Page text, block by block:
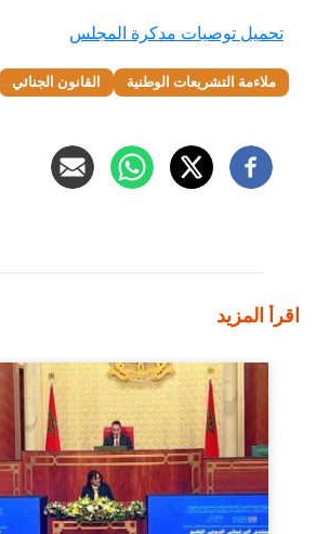
تحميل توصيات مدكرة المجلس
ملاءمة التشريعات الوطنية القانون الجنائي
اقرأ المزيد